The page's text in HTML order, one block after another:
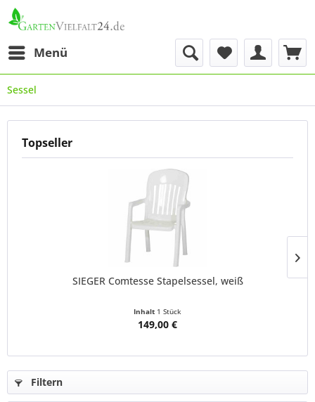
Menü
Sessel
Topseller
SIEGER Comtesse Stapelsessel, weiß
Inhalt 1 Stück
149,00 €
Filtern